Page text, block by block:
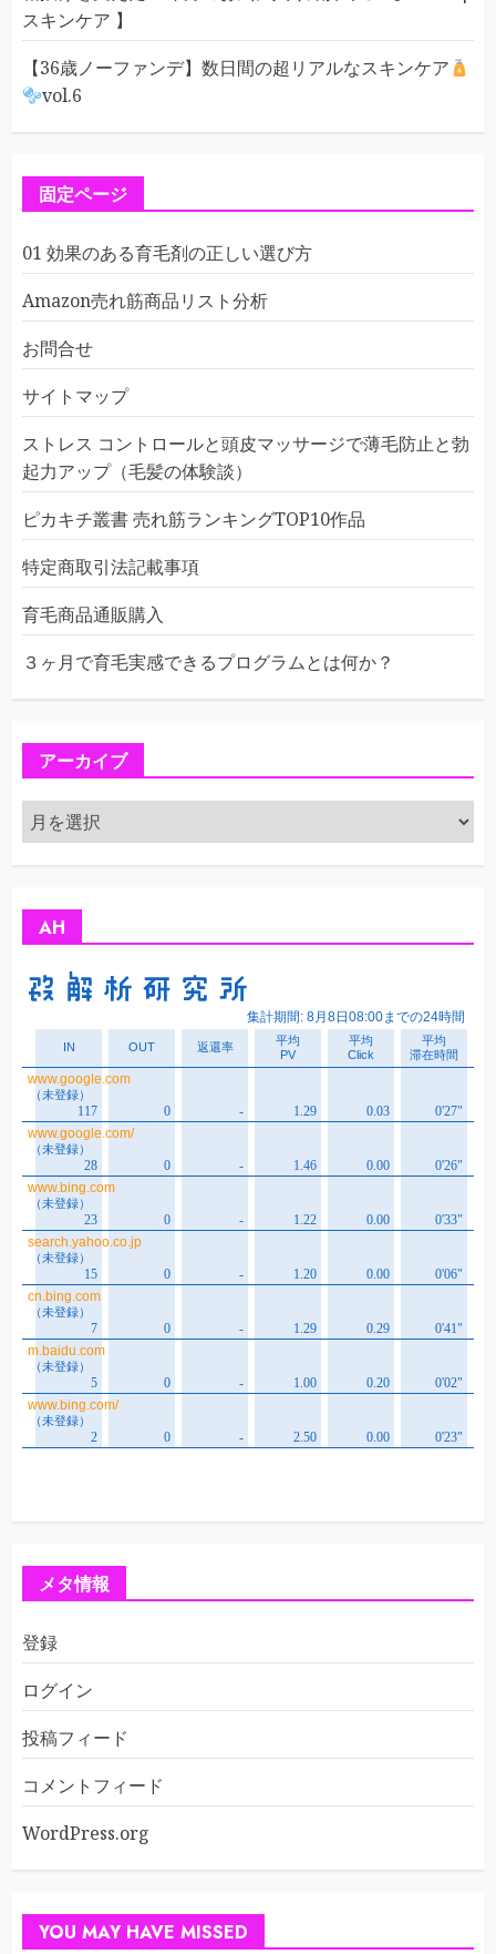
スキンケア 】
【36歳ノーファンデ】数日間の超リアルなスキンケア
vol.6
固定ページ
01 効果のある育毛剤の正しい選び方
Amazon売れ筋商品リスト分析
お問合せ
サイトマップ
ストレス コントロールと頭皮マッサージで薄毛防止と勃
起力アップ（毛髪の体験談）
ピカキチ叢書 売れ筋ランキングTOP10作品
特定商取引法記載事項
育毛商品通販購入
３ヶ月で育毛実感できるプログラムとは何か？
アーカイブ
ア
ー
カ
AH
メタ情報
登録
ログイン
投稿フィード
コメントフィード
WordPress.org
YOU MAY HAVE MISSED